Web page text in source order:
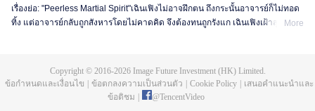
เรื่องย่อ: "Peerless Martial Spirit"เฉินเฟิงไม่อาจฝึกตน ถึงกระนั้นอาจารย์ก็ไม่ทอด
ทิ้ง แต่อาจารย์กลับถูกสังหารโดยไม่คาดคิด จึงต้องทนถูกรังแก เฉินเฟิงเฝ้าสุสานอยู่
More
Copyright © 2016-2026Image Future Investment (HK) Limited.
ข้อกำหนดและเงื่อนไข
ข้อตกลงความเป็นส่วนตัว Cookie Policy
เสนอคำแนะนำและ
ข้อติชม
@TencentVideo